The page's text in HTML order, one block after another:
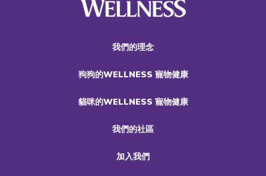
我們的理念
狗狗的WELLNESS 寵物健康
貓咪的WELLNESS 寵物健康
我們的社區
加入我們